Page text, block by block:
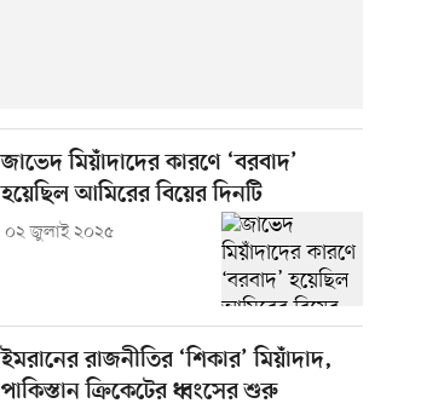
জাভেদ মিয়াঁদাদের কারণে ‘বরবাদ’
হয়েছিল আমিরের বিয়ের দিনটি
০২ জুলাই ২০২৫
ইমরানের রাজনীতির ‘শিকার’ মিয়াঁদাদ,
পাকিস্তান ক্রিকেটের ধ্বংসের শুরু